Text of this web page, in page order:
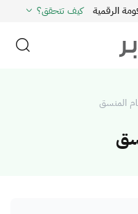
الرقمية كيف تتحقق؟
المنسق